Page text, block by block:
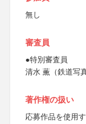
無し
審査員
●特別審査員
清水 薫（鉄道写
著作権の扱い
応募作品を使用